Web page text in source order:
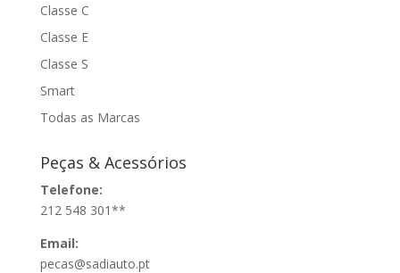
Classe C
Classe E
Classe S
Smart
Todas as Marcas
Peças & Acessórios
Telefone:
212 548 301**
Email:
pecas@sadiauto.pt